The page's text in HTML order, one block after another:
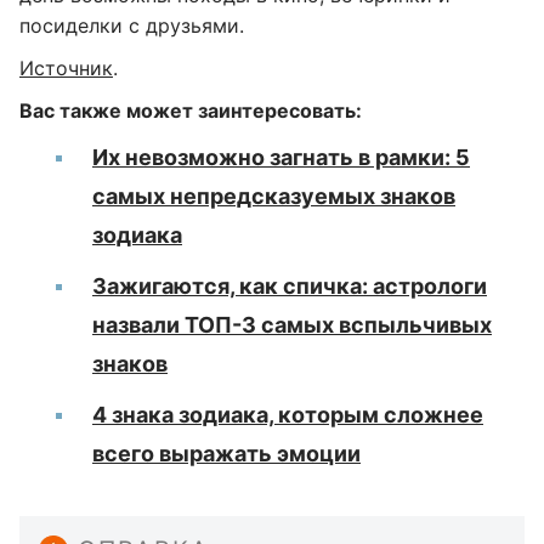
посиделки с друзьями.
Источник.
Вас также может заинтересовать:
Их невозможно загнать в рамки: 5
самых непредсказуемых знаков
зодиака
Зажигаются, как спичка: астрологи
назвали ТОП-3 самых вспыльчивых
знаков
4 знака зодиака, которым сложнее
всего выражать эмоции